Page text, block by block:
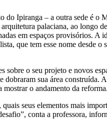
do Ipiranga – a outra sede é o
palaciana, ao longo
em espaços provisórios. A
que tem esse nome desde o
o seu projeto e novos
sua área construída.
o andamento da reforma.
seus elementos mais
conta a professora,